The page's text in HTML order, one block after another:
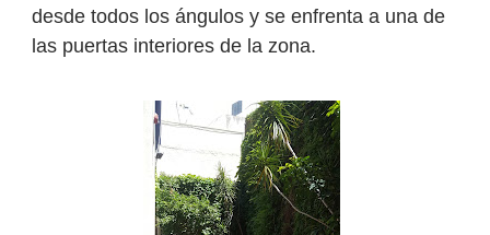
desde todos los ángulos y se enfrenta a una de
las puertas interiores de la zona.